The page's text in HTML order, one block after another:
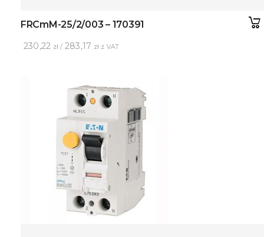
FRCmM-25/2/003 – 170391
230,22 zł / 283,17 zł z VAT